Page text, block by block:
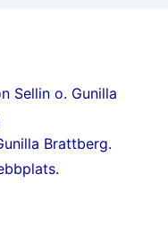
Sellin o. Gunilla
Brattberg.